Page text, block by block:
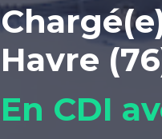
Havre
En CDI